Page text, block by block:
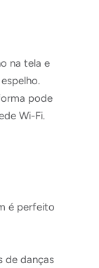
na tela e
pode
Wi-Fi.
é perfeito
de danças